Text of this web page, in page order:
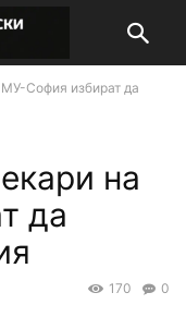
МУ-София избират да
на
да
0
170